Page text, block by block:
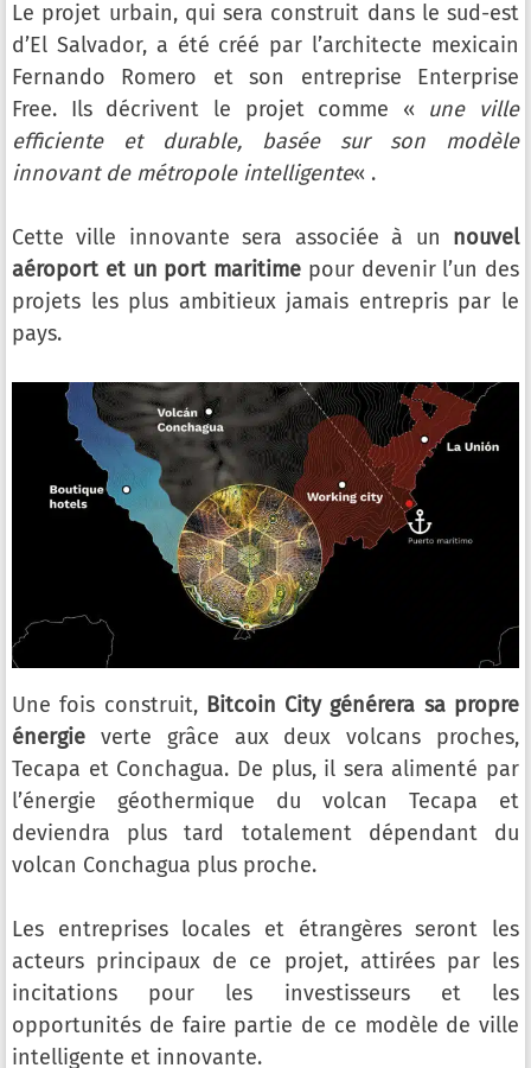
Le projet urbain, qui sera construit dans le sud-est
d’El Salvador, a été créé par l’architecte mexicain
Fernando Romero et son entreprise Enterprise
Free. Ils décrivent le projet comme « une ville
efficiente et durable, basée sur son modèle
innovant de métropole intelligente« .
Cette ville innovante sera associée à un nouvel
aéroport et un port maritime pour devenir l’un des
projets les plus ambitieux jamais entrepris par le
pays.
Une fois construit, Bitcoin City générera sa propre
énergie verte grâce aux deux volcans proches,
Tecapa et Conchagua. De plus, il sera alimenté par
l’énergie géothermique du volcan Tecapa et
deviendra plus tard totalement dépendant du
volcan Conchagua plus proche.
Les entreprises locales et étrangères seront les
acteurs principaux de ce projet, attirées par les
incitations pour les investisseurs et les
opportunités de faire partie de ce modèle de ville
intelligente et innovante.